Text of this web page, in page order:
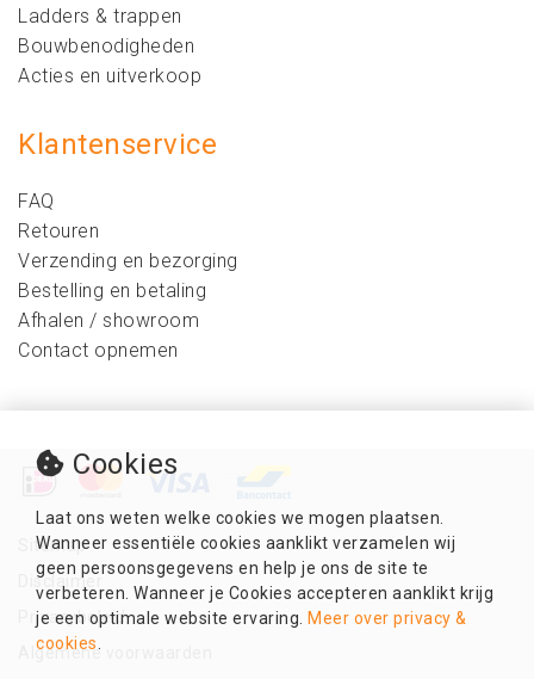
Ladders & trappen
Bouwbenodigheden
Acties en uitverkoop
Klantenservice
FAQ
Retouren
Verzending en bezorging
Bestelling en betaling
Afhalen / showroom
Contact opnemen
Sitemap
Disclaimer
Privacybeleid
Algemene voorwaarden
Cookies
Laat ons weten welke cookies we mogen plaatsen.
Wanneer essentiële cookies aanklikt verzamelen wij
geen persoonsgegevens en help je ons de site te
verbeteren. Wanneer je Cookies accepteren aanklikt krijg
je een optimale website ervaring.
Meer over privacy &
cookies